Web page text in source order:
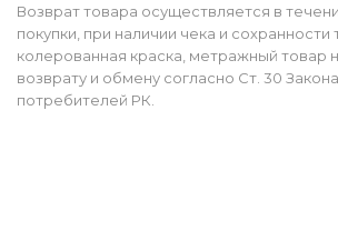
Возврат товара осуществляется в
покупки, при наличии чека и сохранности
колерованная краска, метражный товар
возврату и обмену согласно Ст. 30
потребителей РК.